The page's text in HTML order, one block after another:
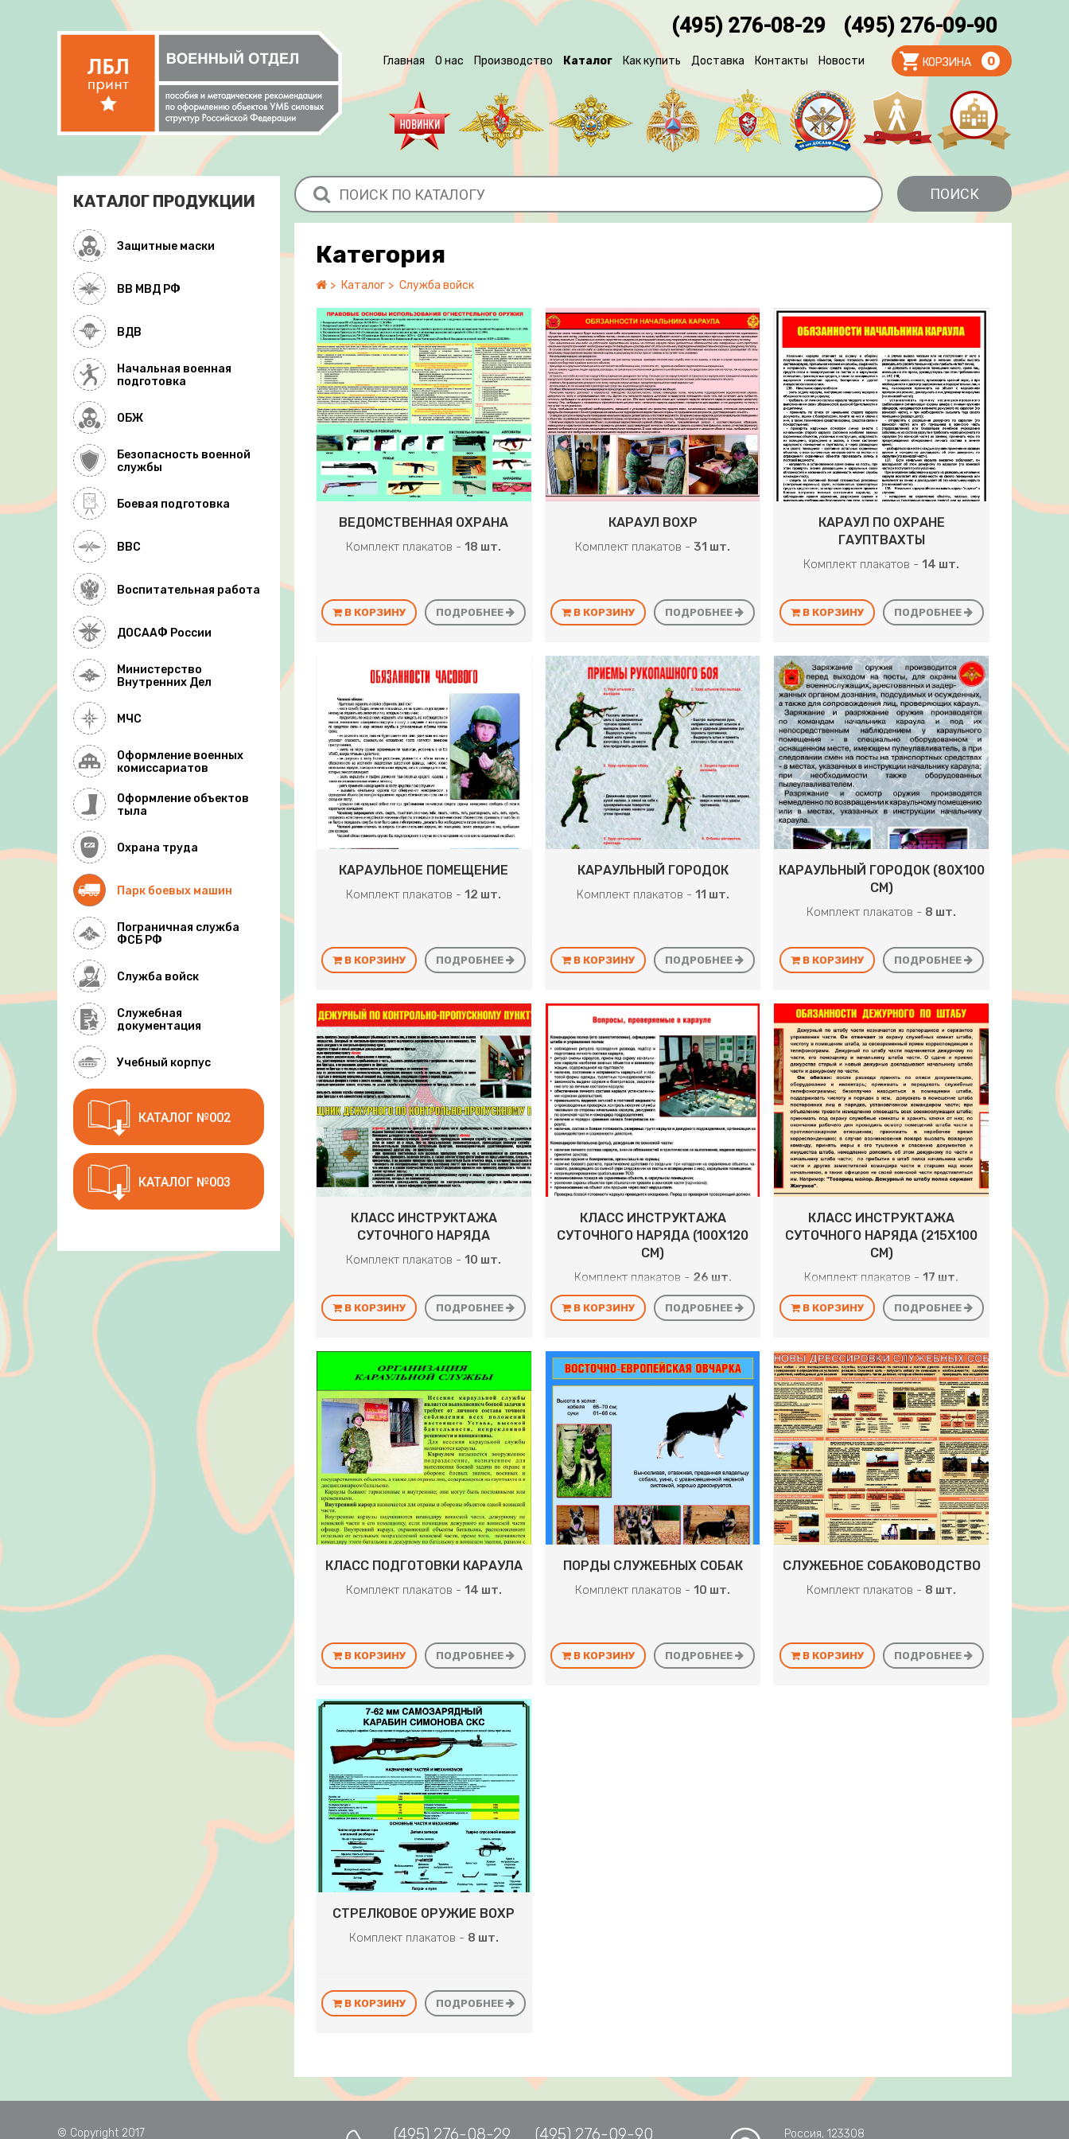
(495) 276-08-29 (495) 276-09-90
КОРЗИНА 0
Главная О нас Производство Каталог Как купить Доставка Контакты Новости
Категория
Каталог Служба войск
ВЕДОМСТВЕННАЯ ОХРАНА
Комплект плакатов -18 шт.
В КОРЗИНУ ПОДРОБНЕЕ
КАРАУЛ ВОХР
Комплект плакатов - 31 шт.
В КОРЗИНУ ПОДРОБНЕЕ
КАРАУЛ ПО ОХРАНЕ
ГАУПТВАХТЫ
Комплект плакатов -14 шт.
В КОРЗИНУ ПОДРОБНЕЕ
КАРАУЛЬНОЕ ПОМЕЩЕНИЕ
Комплект плакатов -12 шт.
В КОРЗИНУ ПОДРОБНЕЕ
КАРАУЛЬНЫЙ ГОРОДОК
Комплект плакатов - 11 шт.
В КОРЗИНУ ПОДРОБНЕЕ
КАРАУЛЬНЫЙ ГОРОДОК (80Х100
СМ)
Комплект плакатов - 8 шт.
В КОРЗИНУ ПОДРОБНЕЕ
КЛАСС ИНСТРУКТАЖА
СУТОЧНОГО НАРЯДА
Комплект плакатов -10 шт.
В КОРЗИНУ ПОДРОБНЕЕ
КЛАСС ИНСТРУКТАЖА
СУТОЧНОГО НАРЯДА (100Х120
СМ)
Комплект плакатов - 26 шт.
В КОРЗИНУ ПОДРОБНЕЕ
КЛАСС ИНСТРУКТАЖА
СУТОЧНОГО НАРЯДА (215Х100
СМ)
Комплект плакатов -17 шт.
В КОРЗИНУ ПОДРОБНЕЕ
КЛАСС ПОДГОТОВКИ КАРАУЛА
Комплект плакатов - 14 шт.
В КОРЗИНУ ПОДРОБНЕЕ
ПОРДЫ СЛУЖЕБНЫХ СОБАК
Комплект плакатов -10 шт.
В КОРЗИНУ ПОДРОБНЕЕ
СЛУЖЕБНОЕ СОБАКОВОДСТВО
Комплект плакатов - 8 шт.
В КОРЗИНУ ПОДРОБНЕЕ
СТРЕЛКОВОЕ ОРУЖИЕ ВОХР
Комплект плакатов - 8 шт.
В КОРЗИНУ ПОДРОБНЕЕ
КАТАЛОГ ПРОДУКЦИИ
Защитные маски
ВВ МВД РФ
ВДВ
Начальная военная
подготовка
ОБЖ
Безопасность военной
службы
Боевая подготовка
ВВС
Воспитательная работа
ДОСААФ России
Министерство
Внутренних Дел
МЧС
Оформление военных
комиссариатов
Оформление объектов
тыла
Охрана труда
Парк боевых машин
Пограничная служба
ФСБ РФ
Служба войск
Служебная
документация
Учебный корпус
КАТАЛОГ №002
КАТАЛОГ №003
© Copyright 2017 (495) 276-08-29 (495) 276-09-90 Россия, 123308